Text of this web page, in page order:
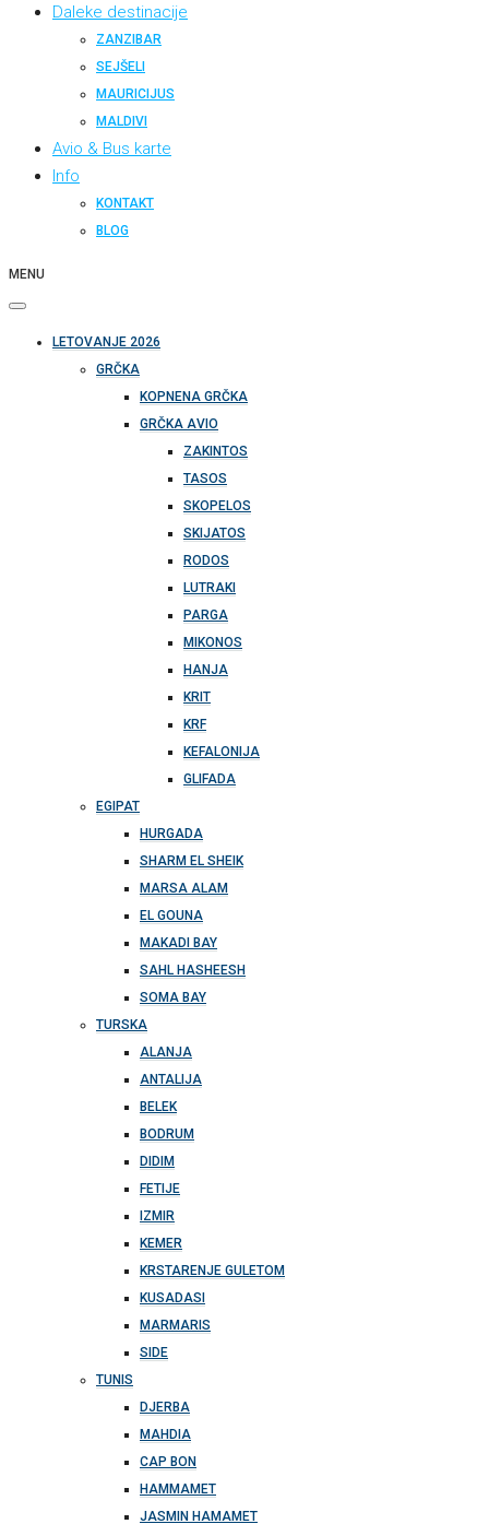
Daleke destinacije
ZANZIBAR
SEJŠELI
MAURICIJUS
MALDIVI
Avio & Bus karte
Info
KONTAKT
BLOG
MENU
LETOVANJE 2026
GRČKA
KOPNENA GRČKA
GRČKA AVIO
ZAKINTOS
TASOS
SKOPELOS
SKIJATOS
RODOS
LUTRAKI
PARGA
MIKONOS
HANJA
KRIT
KRF
KEFALONIJA
GLIFADA
EGIPAT
HURGADA
SHARM EL SHEIK
MARSA ALAM
EL GOUNA
MAKADI BAY
SAHL HASHEESH
SOMA BAY
TURSKA
ALANJA
ANTALIJA
BELEK
BODRUM
DIDIM
FETIJE
IZMIR
KEMER
KRSTARENJE GULETOM
KUSADASI
MARMARIS
SIDE
TUNIS
DJERBA
MAHDIA
CAP BON
HAMMAMET
JASMIN HAMAMET